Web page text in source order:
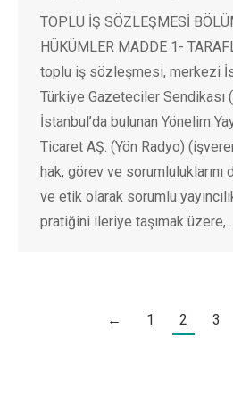
TOPLU İŞ SÖZLEŞMESİ
HÜKÜMLER MADDE 1-
toplu iş sözleşmesi, merkezi
Türkiye Gazeteciler Sendikası
İstanbul’da bulunan Yönelim
Ticaret AŞ. (Yön Radyo)
hak, görev ve
ve etik olarak sorumlu
pratiğini ileriye taşımak üzere,…
← 1 2 3